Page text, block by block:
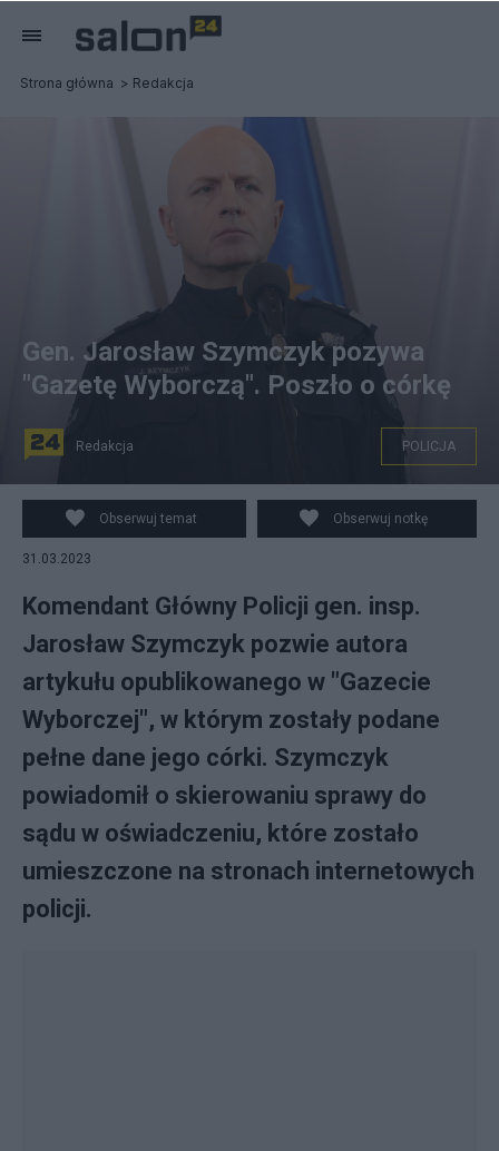
Strona główna Redakcja
CC0
Gen. Jarosław Szymczyk pozywa
"Gazetę Wyborczą". Poszło o córkę
Redakcja POLICJA
Obserwuj temat Obserwuj notkę
31.03.2023
Komendant Główny Policji gen. insp.
Jarosław Szymczyk pozwie autora
artykułu opublikowanego w "Gazecie
Wyborczej", w którym zostały podane
pełne dane jego córki. Szymczyk
powiadomił o skierowaniu sprawy do
sądu w oświadczeniu, które zostało
umieszczone na stronach internetowych
policji.